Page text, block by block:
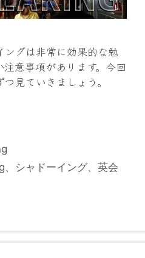
グは非常に効果的な勉
意事項があります。今回
見ていきましょう。
、 シャドーイング、英会